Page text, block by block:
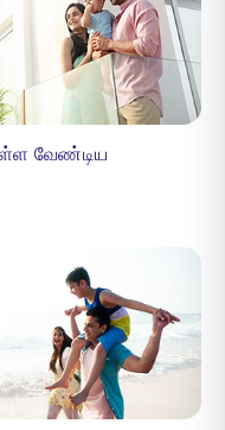
வேண்டிய